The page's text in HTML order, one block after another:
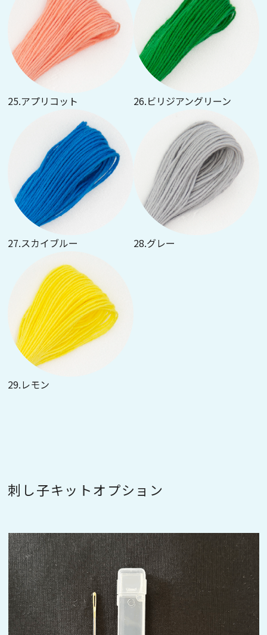
25.アプリコット 26.ビリジアングリーン
27.スカイブルー 28.グレー
29.レモン
刺し子キットオプション